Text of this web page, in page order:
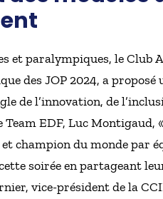
et paralympiques, le Club
des JOP 2024, a
de l’innovation, de
EDF, Luc Montigaud,
champion du monde par
soirée en partageant
vice-président de la